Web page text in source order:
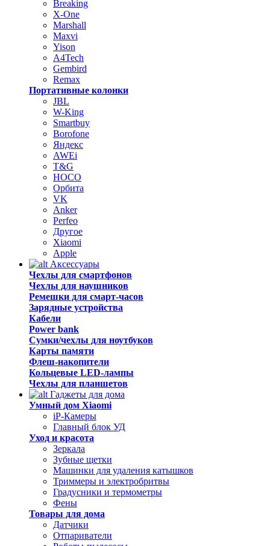
Breaking
X-One
Marshall
Maxvi
Yison
A4Tech
Gembird
Remax
Портативные колонки
JBL
W-King
Smartbuy
Borofone
Яндекс
AWEi
T&G
HOCO
Орбита
VK
Anker
Perfeo
Другое
Xiaomi
Apple
Аксессуары
Чехлы для смартфонов
Чехлы для наушников
Ремешки для смарт-часов
Зарядные устройства
Кабели
Power bank
Сумки/чехлы для ноутбуков
Карты памяти
Флеш-накопители
Кольцевые LED-лампы
Чехлы для планшетов
Гаджеты для дома
Умный дом Xiaomi
iP-Камеры
Главный блок УД
Уход и красота
Зеркала
Зубные щетки
Машинки для удаления катышков
Триммеры и электробритвы
Градусники и термометры
Фены
Товары для дома
Датчики
Отпариватели